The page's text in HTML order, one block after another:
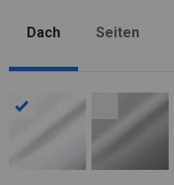
Dach Seiten